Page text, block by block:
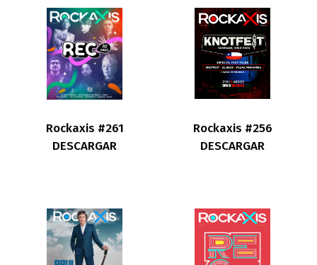
Rockaxis #261
DESCARGAR
Rockaxis #256
DESCARGAR